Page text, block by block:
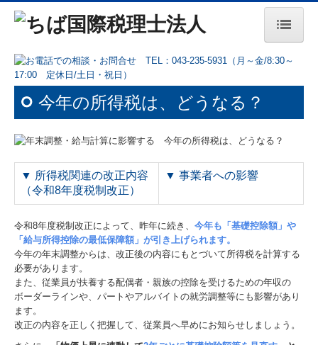
トップページ
税理士事務所の日々
業務案内
バックナンバー
システムQ&A
お問合せ
今年の所得税は、どうなる？
▼ 所得税関連の改正内容
（令和8年度税制改正）
▼ 事業者への影響
令和8年度税制改正によって、昨年に続き、 今年も「基礎控除額」や
「給与所得控除の最低保障額」が引き上げられます。
今年の年末調整からは、改正後の内容にもとづいて所得税を計算する
必要があります。
また、従業員が扶養する配偶者・親族の控除を受けるための年収の
ボーダーラインや、パートやアルバイトの就労調整等にも影響があり
ます。
改正の内容を正しく把握して、従業員へ早めにお知らせしましょう。